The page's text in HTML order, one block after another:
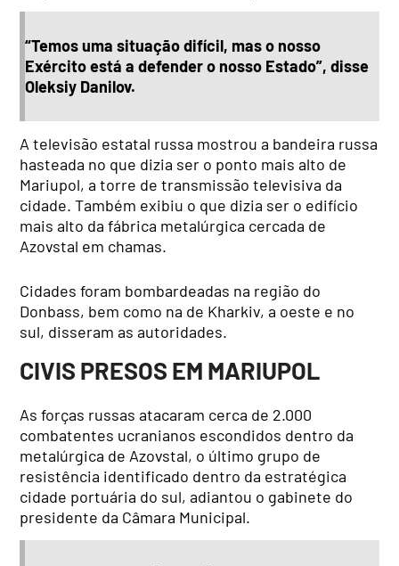
“Temos uma situação difícil, mas o nosso
Exército está a defender o nosso Estado”, disse
Oleksiy Danilov.
A televisão estatal russa mostrou a bandeira russa
hasteada no que dizia ser o ponto mais alto de
Mariupol, a torre de transmissão televisiva da
cidade. Também exibiu o que dizia ser o edifício
mais alto da fábrica metalúrgica cercada de
Azovstal em chamas.
Cidades foram bombardeadas na região do
Donbass, bem como na de Kharkiv, a oeste e no
sul, disseram as autoridades.
CIVIS PRESOS EM MARIUPOL
As forças russas atacaram cerca de 2.000
combatentes ucranianos escondidos dentro da
metalúrgica de Azovstal, o último grupo de
resistência identificado dentro da estratégica
cidade portuária do sul, adiantou o gabinete do
presidente da Câmara Municipal.